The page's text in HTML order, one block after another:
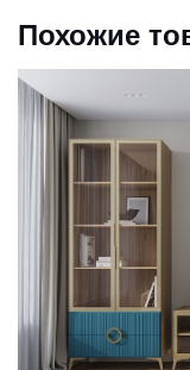
Похожие